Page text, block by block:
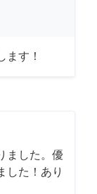
ます！
ました。優
した！あり